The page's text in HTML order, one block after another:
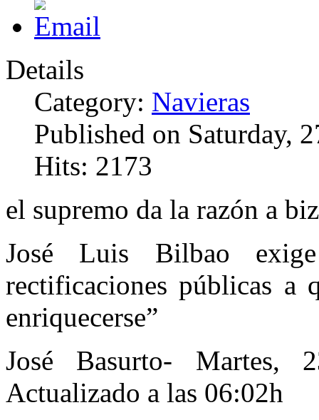
Details
Category: Navieras
Published on Saturday,
Hits: 2173
el supremo da la razón a
José Luis Bilbao
rectificaciones públicas a
enriquecerse”
José Basurto- Martes,
Actualizado a las 06:02h